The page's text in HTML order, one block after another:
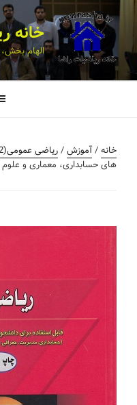
خانه
الهام
خانه/آموزش/ریاضی عمومی(2) و کاربردی و 7
های حسابداری، معماری و علوم